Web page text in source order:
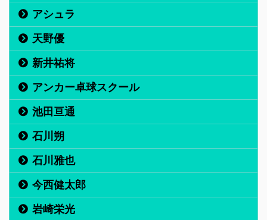
アシュラ
天野優
新井祐将
アンカー卓球スクール
池田亘通
石川朔
石川雅也
今西健太郎
岩崎栄光